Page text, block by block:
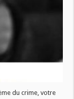
du crime, votre